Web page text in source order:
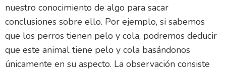
nuestro conocimiento de algo para sacar
conclusiones sobre ello. Por ejemplo, si sabemos
que los perros tienen pelo y cola, podremos deducir
que este animal tiene pelo y cola basándonos
únicamente en su aspecto. La observación consiste